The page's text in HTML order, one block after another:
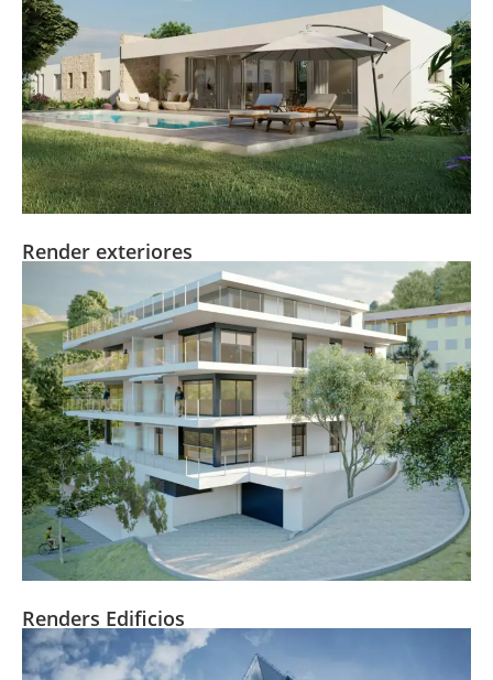
Render exteriores
Renders Edificios